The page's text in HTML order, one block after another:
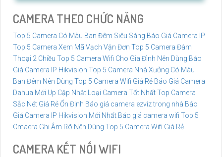
CAMERA THEO CHỨC NĂNG
Top 5 Camera Có Màu Ban Đêm Siêu Sáng Báo Giá Camera IP
Top 5 Camera Xem Mã Vạch Vận Đơn Top 5 Camera Đàm
Thoại 2 Chiều Top 5 Camera Wifi Cho Gia Đình Nên Dùng Báo
Giá Camera IP Hikvision Top 5 Camera Nhà Xưởng Có Màu
Ban Đêm Nên Dùng Top 5 Camera Wifi Giá Rẻ Báo Giá Camera
Dahua Mới Up Cập Nhật
Loại Camera Tốt NhấtTop Camera
Sắc Nét Giá Rẻ Ổn Định Báo giá camera ezviz trong nhà Báo
Giá Camera IP Hikvision Mới Nhất Báo giá camera wifi Top 5
Cmaera Ghi Âm Rõ Nên Dùng Top 5 Camera Wifi Giá Rẻ
CAMERA KẾT NỐI WIFI